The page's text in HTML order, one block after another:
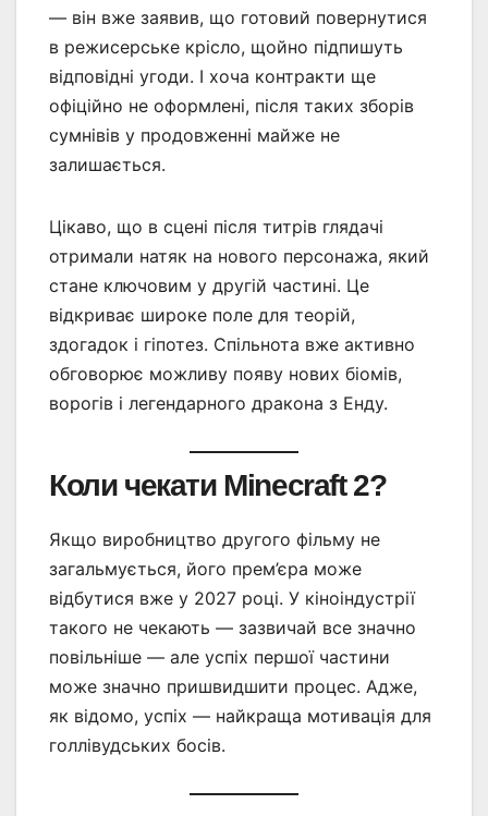
— він вже заявив, що готовий повернутися
в режисерське крісло, щойно підпишуть
відповідні угоди. І хоча контракти ще
офіційно не оформлені, після таких зборів
сумнівів у продовженні майже не
залишається.
Цікаво, що в сцені після титрів глядачі
отримали натяк на нового персонажа, який
стане ключовим у другій частині. Це
відкриває широке поле для теорій,
здогадок і гіпотез. Спільнота вже активно
обговорює можливу появу нових біомів,
ворогів і легендарного дракона з Енду.
Коли чекати Minecraft 2?
Якщо виробництво другого фільму не
загальмується, його прем’єра може
відбутися вже у 2027 році. У кіноіндустрії
такого не чекають — зазвичай все значно
повільніше — але успіх першої частини
може значно пришвидшити процес. Адже,
як відомо, успіх — найкраща мотивація для
голлівудських босів.